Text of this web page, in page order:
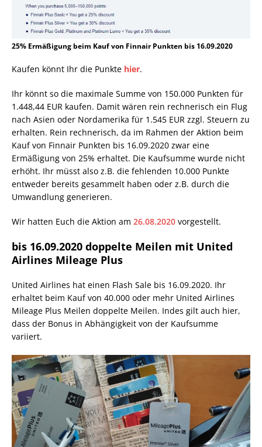
25% Ermäßigung beim Kauf von Finnair Punkten bis 16.09.2020
Kaufen könnt Ihr die Punkte hier.
Ihr könnt so die maximale Summe von 150.000 Punkten für
1.448,44 EUR kaufen. Damit wären rein rechnerisch ein Flug
nach Asien oder Nordamerika für 1.545 EUR zzgl. Steuern zu
erhalten. Rein rechnerisch, da im Rahmen der Aktion beim
Kauf von Finnair Punkten bis 16.09.2020 zwar eine
Ermäßigung von 25% erhaltet. Die Kaufsumme wurde nicht
erhöht. Ihr müsst also z.B. die fehlenden 10.000 Punkte
entweder bereits gesammelt haben oder z.B. durch die
Umwandlung generieren.
Wir hatten Euch die Aktion am 26.08.2020 vorgestellt.
bis 16.09.2020 doppelte Meilen mit United
Airlines Mileage Plus
United Airlines hat einen Flash Sale bis 16.09.2020. Ihr
erhaltet beim Kauf von 40.000 oder mehr United Airlines
Mileage Plus Meilen doppelte Meilen. Indes gilt auch hier,
dass der Bonus in Abhängigkeit von der Kaufsumme
variiert.